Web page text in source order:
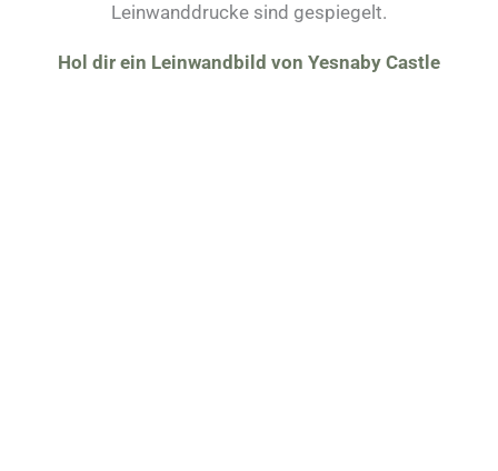
Leinwanddrucke sind gespiegelt.
Hol dir ein Leinwandbild von Yesnaby Castle